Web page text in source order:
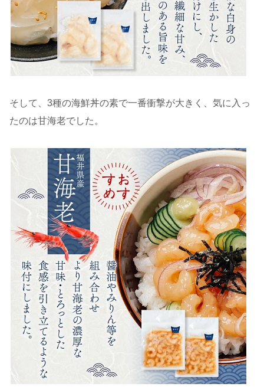
そして、3種の海鮮丼の素で一番衝撃が大きく、気に入っ
たのは甘海老でした。